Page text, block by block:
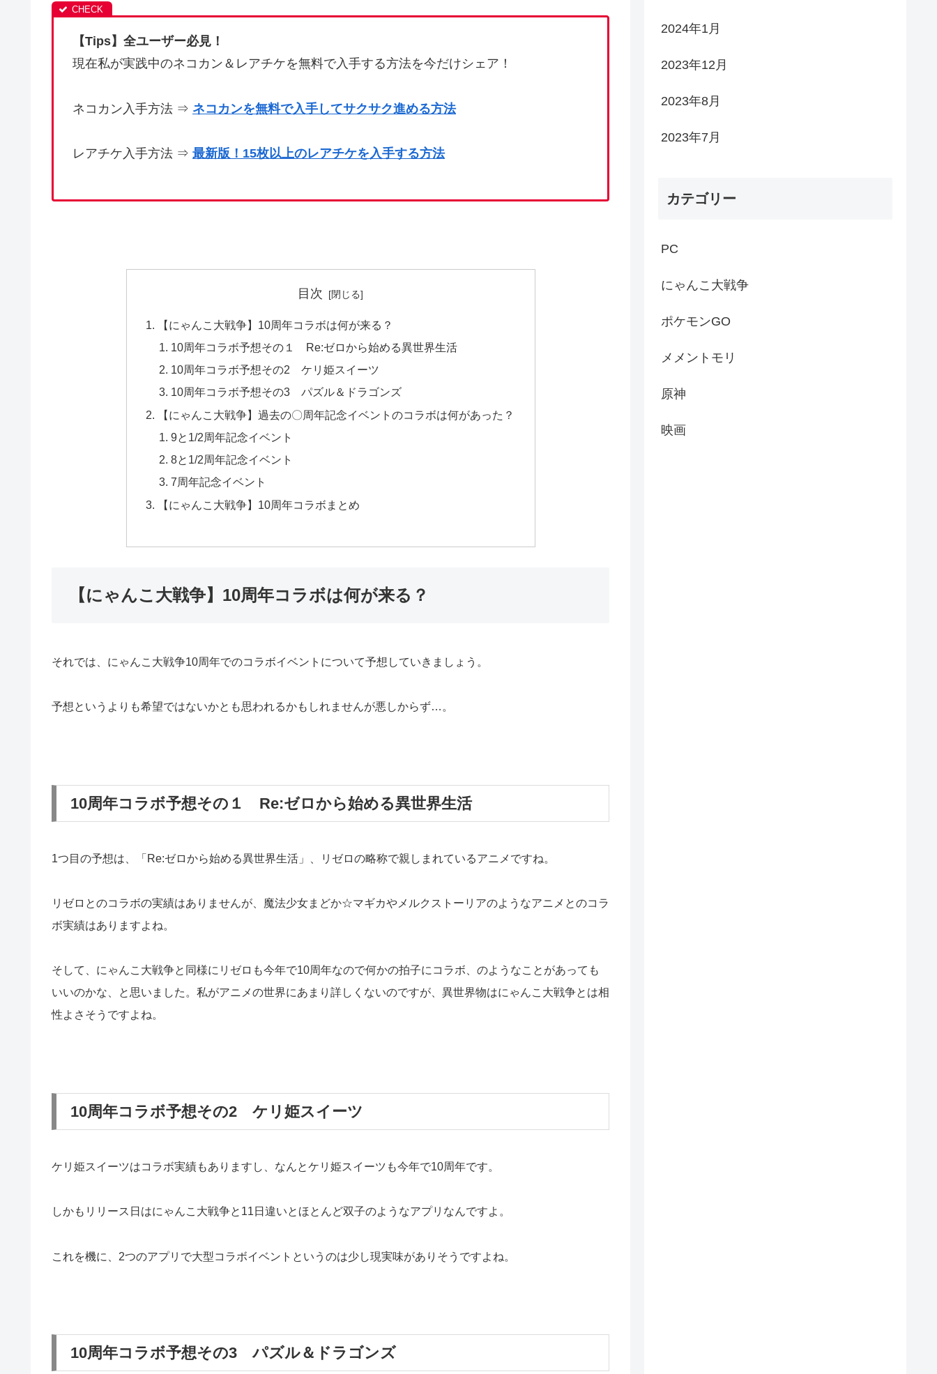
【Tips】全ユーザー必見！
現在私が実践中のネコカン＆レアチケを無料で入手する方法を今だけシェア！
ネコカン入手方法 ⇒ ネコカンを無料で入手してサクサク進める方法
レアチケ入手方法 ⇒ 最新版！15枚以上のレアチケを入手する方法
目次
【にゃんこ大戦争】10周年コラボは何が来る？
10周年コラボ予想その１ Re:ゼロから始める異世界生活
10周年コラボ予想その2 ケリ姫スイーツ
10周年コラボ予想その3 パズル＆ドラゴンズ
【にゃんこ大戦争】過去の〇周年記念イベントのコラボは何があった？
9と1/2周年記念イベント
8と1/2周年記念イベント
7周年記念イベント
【にゃんこ大戦争】10周年コラボまとめ
【にゃんこ大戦争】10周年コラボは何が来る？
それでは、にゃんこ大戦争10周年でのコラボイベントについて予想していきましょう。
予想というよりも希望ではないかとも思われるかもしれませんが悪しからず…。
10周年コラボ予想その１ Re:ゼロから始める異世界生活
1つ目の予想は、「Re:ゼロから始める異世界生活」、リゼロの略称で親しまれているアニメですね。
リゼロとのコラボの実績はありませんが、魔法少女まどか☆マギカやメルクストーリアのようなアニメとのコラ
ボ実績はありますよね。
そして、にゃんこ大戦争と同様にリゼロも今年で10周年なので何かの拍子にコラボ、のようなことがあっても
いいのかな、と思いました。 私がアニメの世界にあまり詳しくないのですが、異世界物はにゃんこ大戦争とは相
性よさそうですよね。
10周年コラボ予想その2 ケリ姫スイーツ
ケリ姫スイーツはコラボ実績もありますし、なんとケリ姫スイーツも今年で10周年です。
しかもリリース日はにゃんこ大戦争と11日違いとほとんど双子のようなアプリなんですよ。
これを機に、2つのアプリで大型コラボイベントというのは少し現実味がありそうですよね。
10周年コラボ予想その3 パズル＆ドラゴンズ
2024年1月
2023年12月
2023年8月
2023年7月
カテゴリー
PC
にゃんこ大戦争
ポケモンGO
メメントモリ
原神
映画